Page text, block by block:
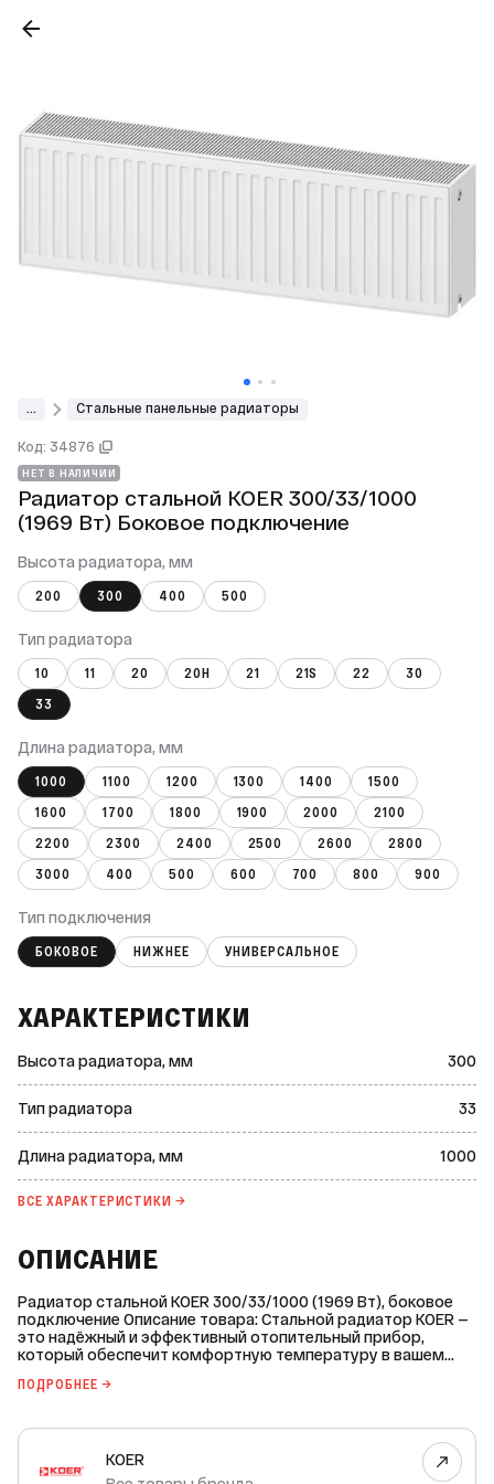
Стальные панельные радиаторы
Код: 34876
НЕТ В НАЛИЧИИ
Радиатор стальной KOER 300/33/1000
(1969 Вт) Боковое подключение
Высота радиатора, мм
200 300 400 500
Тип радиатора
10 11 20 20Н 21 21S 22
30
33
Длина радиатора, мм
1000 1100 1200 1300 1400
1500
1600
1700 1800 1900 2000
2100
2200
2300 2400 2500 2600
2800
3000
400 500 600 700 800 900
Тип подключения
БОКОВОЕ НИЖНЕЕ УНИВЕРСАЛЬНОЕ
ХАРАКТЕРИСТИКИ
Высота радиатора, мм 300
Тип радиатора 33
Длина радиатора, мм 1000
ВСЕ ХАРАКТЕРИСТИКИ →
ОПИСАНИЕ
Радиатор стальной KOER 300/33/1000 (1969 Вт), боковое
подключение Описание товара: Стальной радиатор KOER —
это надёжный и эффективный отопительный прибор,
который обеспечит комфортную температуру в вашем
нелегированной стали DC 01 по технологии BONDERITE N-
долговечность. Радиатор имеет боковое подключение, что
позволяет легко интегрировать его в систему отопления.
Межосевое расстояние составляет 249 мм, а длина
радиатора — 1000 мм. Высота радиатора — 300 мм,
ПОДРОБНЕЕ →
KOER